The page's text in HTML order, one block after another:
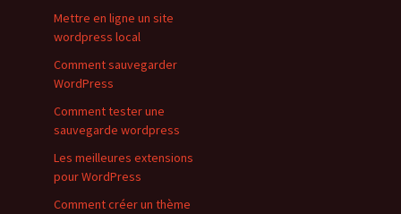
Mettre en ligne un site
wordpress local
Comment sauvegarder
WordPress
Comment tester une
sauvegarde wordpress
Les meilleures extensions
pour WordPress
Comment créer un thème